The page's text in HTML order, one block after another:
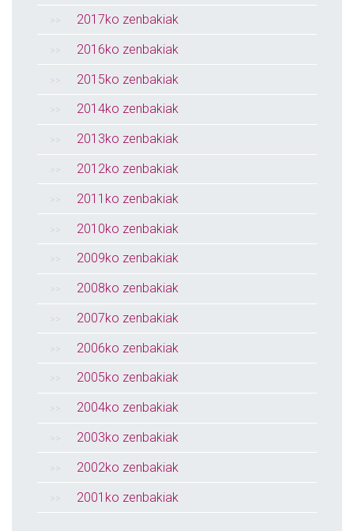
2017ko zenbakiak
2016ko zenbakiak
2015ko zenbakiak
2014ko zenbakiak
2013ko zenbakiak
2012ko zenbakiak
2011ko zenbakiak
2010ko zenbakiak
2009ko zenbakiak
2008ko zenbakiak
2007ko zenbakiak
2006ko zenbakiak
2005ko zenbakiak
2004ko zenbakiak
2003ko zenbakiak
2002ko zenbakiak
2001ko zenbakiak